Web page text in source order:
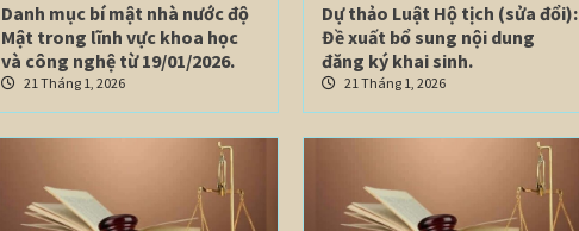
Danh mục bí mật nhà nước độ
Mật trong lĩnh vực khoa học
và công nghệ từ 19/01/2026.
21 Tháng 1, 2026
Dự thảo Luật Hộ tịch (sửa đổi):
Đề xuất bổ sung nội dung
đăng ký khai sinh.
21 Tháng 1, 2026